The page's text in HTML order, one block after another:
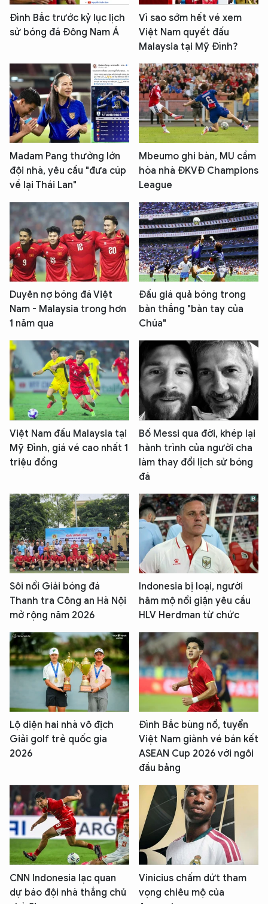
Đình Bắc trước kỷ lục lịch
sử bóng đá Đông Nam Á
Vì sao sớm hết vé xem
Việt Nam quyết đấu
Malaysia tại Mỹ Đình?
Madam Pang thưởng lớn
đội nhà, yêu cầu "đưa cúp
về lại Thái Lan"
Mbeumo ghi bàn, MU cầm
hòa nhà ĐKVĐ Champions
League
Duyên nợ bóng đá Việt
Nam - Malaysia trong hơn
1 năm qua
Đấu giá quả bóng trong
bàn thắng "bàn tay của
Chúa"
Việt Nam đấu Malaysia tại
Mỹ Đình, giá vé cao nhất 1
triệu đồng
Bố Messi qua đời, khép lại
hành trình của người cha
làm thay đổi lịch sử bóng
đá
Sôi nổi Giải bóng đá
Thanh tra Công an Hà Nội
mở rộng năm 2026
Indonesia bị loại, người
hâm mộ nổi giận yêu cầu
HLV Herdman từ chức
Lộ diện hai nhà vô địch
Giải golf trẻ quốc gia
2026
Đình Bắc bùng nổ, tuyển
Việt Nam giành vé bán kết
ASEAN Cup 2026 với ngôi
đầu bảng
CNN Indonesia lạc quan
dự báo đội nhà thắng chủ
Vinicius chấm dứt tham
vọng chiêu mộ của